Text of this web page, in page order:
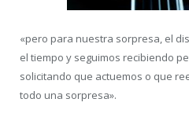
«pero para nuestra sorpresa, el
el tiempo y seguimos recibiendo
solicitando que actuemos o que
todo una sorpresa».